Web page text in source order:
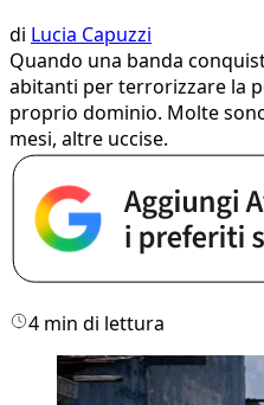
di Lucia Capuzzi
Quando una banda
abitanti per terrorizzare la
proprio dominio. Molte
mesi, altre uccise.
4 min di lettura